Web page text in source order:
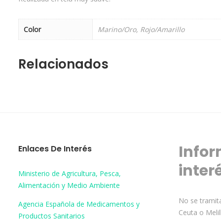
Color Marino/Oro, Rojo/Amarillo
Relacionados
Enlaces De Interés
Ministerio de Agricultura, Pesca,
Alimentación y Medio Ambiente
Agencia Española de Medicamentos y
Productos Sanitarios
No se
Ceuta o